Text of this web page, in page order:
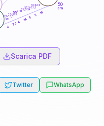
50
anni
51-52,5
52,5-53,5
53,5-54
56-57,5
57,5-58,5
58,5-59
19
5
5
18
4
22
8
55anni
Scarica PDF
Twitter WhatsApp